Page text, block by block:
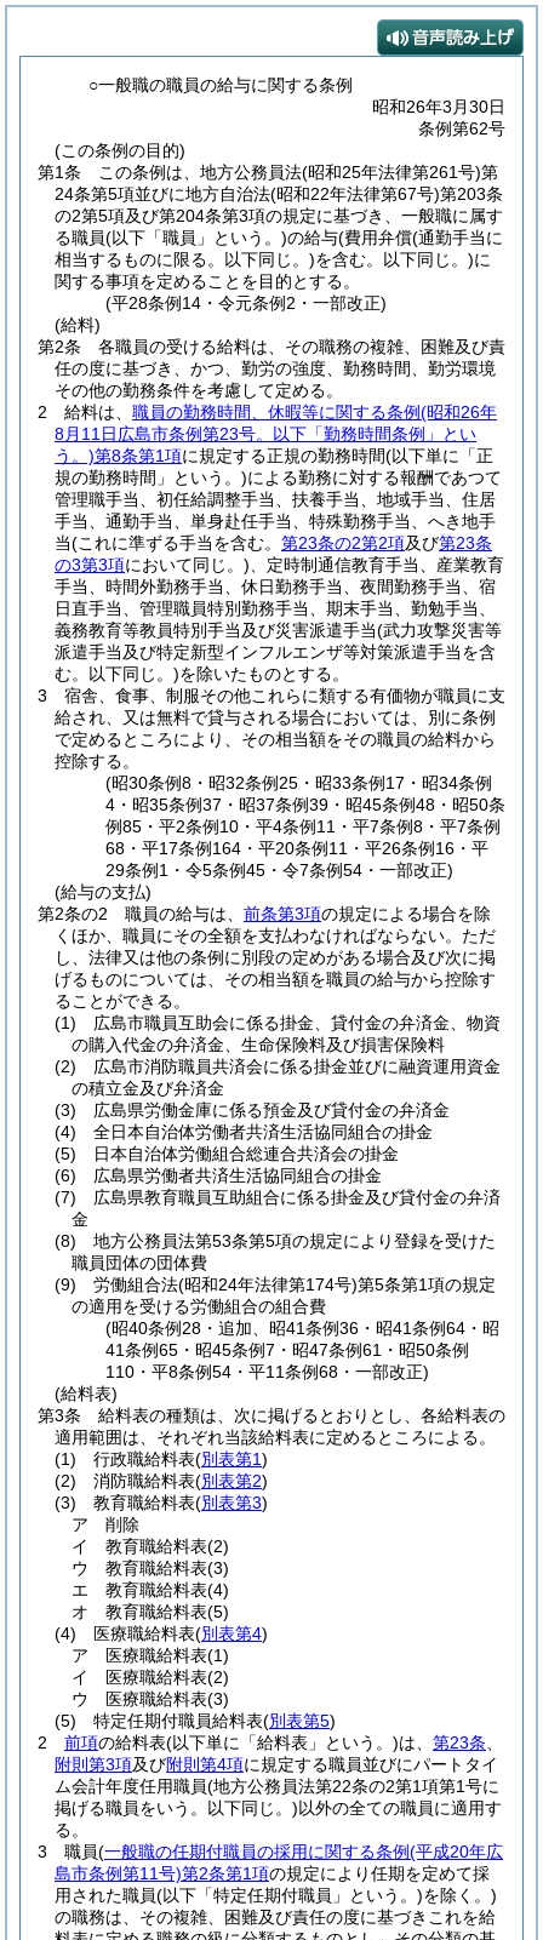
○一般職の職員の給与に関する条例
昭和26年3月30日
条例第62号
(この条例の目的)
第1条
この条例は、地方公務員法(昭和25年法律第261号)第
24条第5項並びに地方自治法(昭和22年法律第67号)第203条
の2第5項及び第204条第3項の規定に基づき、一般職に属す
る職員(以下「職員」という。)の給与(費用弁償(通勤手当に
相当するものに限る。以下同じ。)を含む。以下同じ。)に
関する事項を定めることを目的とする。
(平28条例14・令元条例2・一部改正)
(給料)
第2条
各職員の受ける給料は、その職務の複雑、困難及び責
任の度に基づき、かつ、勤労の強度、勤務時間、勤労環境
その他の勤務条件を考慮して定める。
2
給料は、 職員の勤務時間、休暇等に関する条例(昭和26年
8月11日広島市条例第23号。以下「勤務時間条例」とい
う。)第8条第1項に規定する正規の勤務時間(以下単に「正
規の勤務時間」という。)による勤務に対する報酬であつて
管理職手当、初任給調整手当、扶養手当、地域手当、住居
手当、通勤手当、単身赴任手当、特殊勤務手当、へき地手
当(これに準ずる手当を含む。 第23条の2第2項及び第23条
の3第3項において同じ。) 、定時制通信教育手当、産業教育
手当、時間外勤務手当、休日勤務手当、夜間勤務手当、宿
日直手当、管理職員特別勤務手当、期末手当、勤勉手当、
義務教育等教員特別手当及び災害派遣手当(武力攻撃災害等
派遣手当及び特定新型インフルエンザ等対策派遣手当を含
む。以下同じ。)を除いたものとする。
3
宿舎、食事、制服その他これらに類する有価物が職員に支
給され、又は無料で貸与される場合においては、別に条例
で定めるところにより、その相当額をその職員の給料から
控除する。
(昭30条例8・昭32条例25・昭33条例17・昭34条例
4・昭35条例37・昭37条例39・昭45条例48・昭50条
例85・平2条例10・平4条例11・平7条例8・平7条例
68・平17条例164・平20条例11・平26条例16・平
29条例1・令5条例45・令7条例54・一部改正)
(給与の支払)
第2条の2
職員の給与は、 前条第3項の規定による場合を除
くほか、職員にその全額を支払わなければならない。 ただ
し、法律又は他の条例に別段の定めがある場合及び次に掲
げるものについては、その相当額を職員の給与から控除す
ることができる。
(1)
広島市職員互助会に係る掛金、貸付金の弁済金、物資
の購入代金の弁済金、生命保険料及び損害保険料
(2)
広島市消防職員共済会に係る掛金並びに融資運用資金
の積立金及び弁済金
(3)
広島県労働金庫に係る預金及び貸付金の弁済金
(4)
全日本自治体労働者共済生活協同組合の掛金
(5)
日本自治体労働組合総連合共済会の掛金
(6)
広島県労働者共済生活協同組合の掛金
(7)
広島県教育職員互助組合に係る掛金及び貸付金の弁済
金
(8)
地方公務員法第53条第5項の規定により登録を受けた
職員団体の団体費
(9)
労働組合法(昭和24年法律第174号)第5条第1項の規定
の適用を受ける労働組合の組合費
(昭40条例28・追加、昭41条例36・昭41条例64・昭
41条例65・昭45条例7・昭47条例61・昭50条例
110・平8条例54・平11条例68・一部改正)
(給料表)
第3条
給料表の種類は、次に掲げるとおりとし、各給料表の
適用範囲は、それぞれ当該給料表に定めるところによる。
(1)
行政職給料表(別表第1)
(2)
消防職給料表(別表第2)
(3)
教育職給料表(別表第3)
ア
削除
イ
教育職給料表(2)
ウ
教育職給料表(3)
エ
教育職給料表(4)
オ
教育職給料表(5)
(4)
医療職給料表(別表第4)
ア
医療職給料表(1)
イ
医療職給料表(2)
ウ
医療職給料表(3)
(5)
特定任期付職員給料表(別表第5)
2
前項の給料表(以下単に「給料表」という。)は、 第23条
附則第3項及び附則第4項に規定する職員並びにパートタイ
ム会計年度任用職員(地方公務員法第22条の2第1項第1号に
掲げる職員をいう。以下同じ。)以外の全ての職員に適用す
る。
3
職員(一般職の任期付職員の採用に関する条例(平成20年広
島市条例第11号)第2条第1項の規定により任期を定めて採
用された職員(以下「特定任期付職員」という。)を除く。)
の職務は、その複雑、困難及び責任の度に基づきこれを給